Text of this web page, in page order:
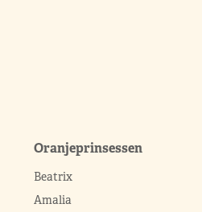
Oranjeprinsessen
Beatrix
Amalia